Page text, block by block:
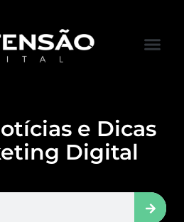
e Dicas
Digital